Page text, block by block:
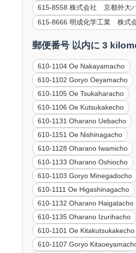
615-8558 株式会社 京都外大
615-8666 明成化学工業 株式
郵便番号 以内に 3
610-1104 Oe Nakayamacho
610-1102 Goryo Oeyamacho
610-1105 Oe Tsukaharacho
610-1106 Oe Kutsukakecho
610-1131 Oharano Uebacho
610-1151 Oe Nishinagacho
610-1128 Oharano Iwamicho
610-1133 Oharano Oshiocho
610-1103 Goryo Minegadocho
610-1111 Oe Higashinagacho
610-1132 Oharano Haigatacho
610-1135 Oharano Izurihacho
610-1101 Oe Kitakutsukakecho
610-1107 Goryo